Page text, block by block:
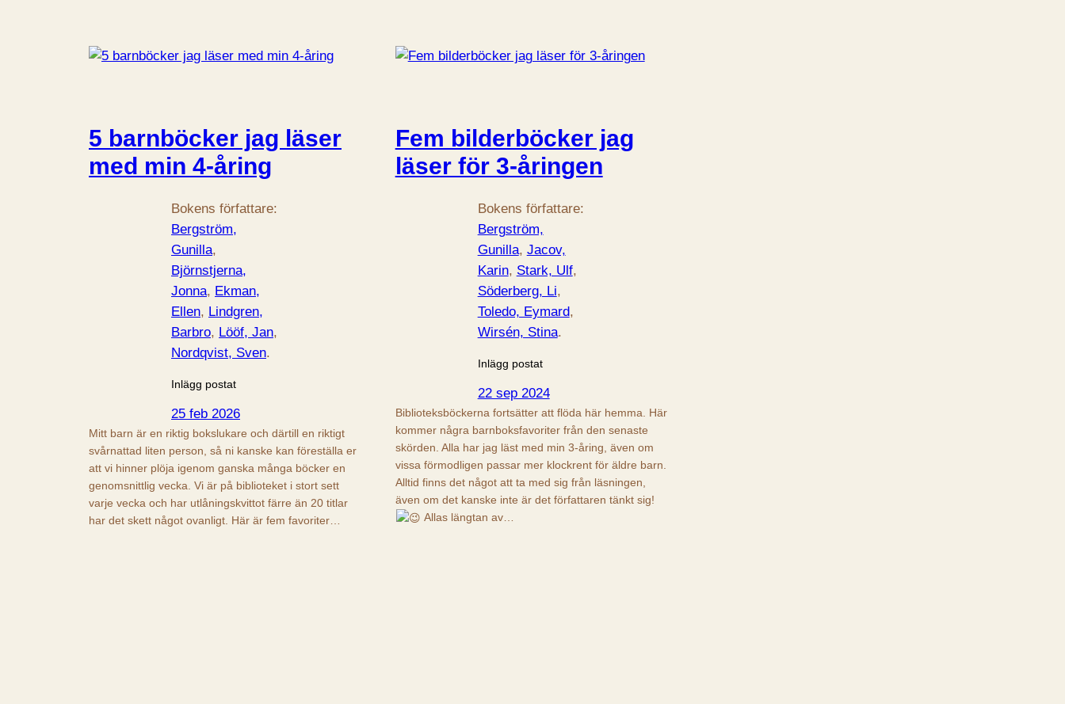
5 barnböcker jag läser
med min 4-åring
Bokens författare:
Bergström,
Gunilla
Björnstjerna,
Jonna, Ekman,
Ellen, Lindgren,
Barbro, Lööf, Jan
Nordqvist, Sven.
Inlägg postat
25 feb 2026
Mitt barn är en riktig bokslukare och därtill en riktigt
svårnattad liten person, så ni kanske kan föreställa er
att vi hinner plöja igenom ganska många böcker en
genomsnittlig vecka. Vi är på biblioteket i stort sett
varje vecka och har utlåningskvittot färre än 20 titlar
har det skett något ovanligt. Här är fem favoriter…
Fem bilderböcker jag
läser för 3-åringen
Bokens författare:
Bergström,
Gunilla, Jacov,
Karin, Stark, Ulf
Söderberg, Li
Toledo, Eymard
Wirsén, Stina.
Inlägg postat
22 sep 2024
Biblioteksböckerna fortsätter att flöda här hemma. Här
kommer några barnboksfavoriter från den senaste
skörden. Alla har jag läst med min 3-åring, även om
vissa förmodligen passar mer klockrent för äldre barn.
Alltid finns det något att ta med sig från läsningen,
även om det kanske inte är det författaren tänkt sig!
Allas längtan av…